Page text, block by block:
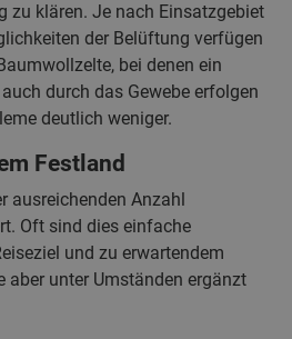
zu klären. Je nach Einsatzgebiet
der Belüftung verfügen
bei denen ein
durch das Gewebe erfolgen
deutlich weniger.
Festland
ausreichenden Anzahl
Oft sind dies einfache
und zu erwartendem
aber unter Umständen ergänzt